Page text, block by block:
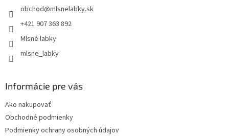
obchod@mlsnelabky.sk
+421 907 363 892
Mlsné labky
mlsne_labky
Informácie pre vás
Ako nakupovať
Obchodné podmienky
Podmienky ochrany osobných údajov